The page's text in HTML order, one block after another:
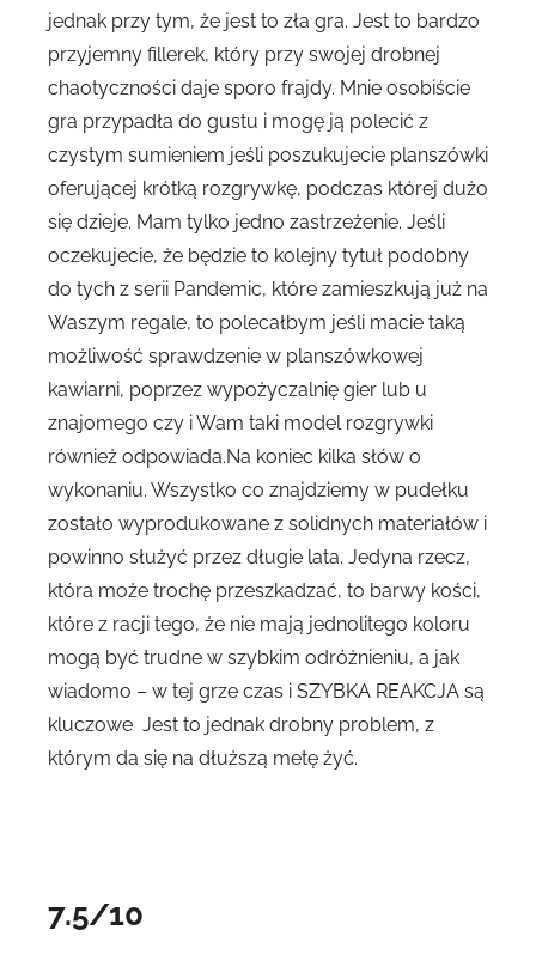
jednak przy tym, że jest to zła gra. Jest to bardzo
przyjemny fillerek, który przy swojej drobnej
chaotyczności daje sporo frajdy. Mnie osobiście
gra przypadła do gustu i mogę ją polecić z
czystym sumieniem jeśli poszukujecie planszówki
oferującej krótką rozgrywkę, podczas której dużo
się dzieje. Mam tylko jedno zastrzeżenie. Jeśli
oczekujecie, że będzie to kolejny tytuł podobny
do tych z serii Pandemic, które zamieszkują już na
Waszym regale, to polecałbym jeśli macie taką
możliwość sprawdzenie w planszówkowej
kawiarni, poprzez wypożyczalnię gier lub u
znajomego czy i Wam taki model rozgrywki
również odpowiada.Na koniec kilka słów o
wykonaniu. Wszystko co znajdziemy w pudełku
zostało wyprodukowane z solidnych materiałów i
powinno służyć przez długie lata. Jedyna rzecz,
która może trochę przeszkadzać, to barwy kości,
które z racji tego, że nie mają jednolitego koloru
mogą być trudne w szybkim odróżnieniu, a jak
wiadomo – w tej grze czas i SZYBKA REAKCJA są
kluczowe Jest to jednak drobny problem, z
którym da się na dłuższą metę żyć.
7.5/10